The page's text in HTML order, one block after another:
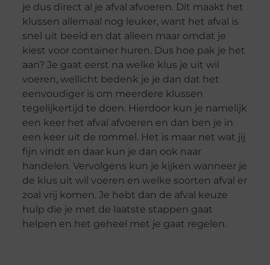
je dus direct al je afval afvoeren. Dit maakt het
klussen allemaal nog leuker, want het afval is
snel uit beeld en dat alleen maar omdat je
kiest voor container huren. Dus hoe pak je het
aan? Je gaat eerst na welke klus je uit wil
voeren, wellicht bedenk je je dan dat het
eenvoudiger is om meerdere klussen
tegelijkertijd te doen. Hierdoor kun je namelijk
een keer het afval afvoeren en dan ben je in
een keer uit de rommel. Het is maar net wat jij
fijn vindt en daar kun je dan ook naar
handelen. Vervolgens kun je kijken wanneer je
de klus uit wil voeren en welke soorten afval er
zoal vrij komen. Je hebt dan de afval keuze
hulp die je met de laatste stappen gaat
helpen en het geheel met je gaat regelen.